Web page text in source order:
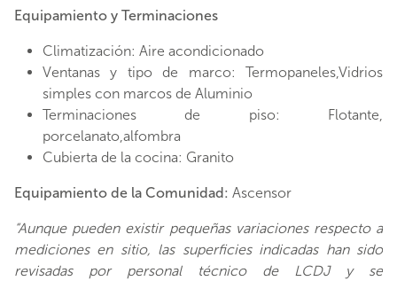
Equipamiento y Terminaciones
Climatización: Aire acondicionado
Ventanas y tipo de marco: Termopaneles,Vidrios
simples con marcos de Aluminio
Terminaciones de piso: Flotante,
porcelanato,alfombra
Cubierta de la cocina: Granito
Equipamiento de la Comunidad: Ascensor
“Aunque pueden existir pequeñas variaciones respecto a
mediciones en sitio, las superficies indicadas han sido
revisadas por personal técnico de LCDJ y se